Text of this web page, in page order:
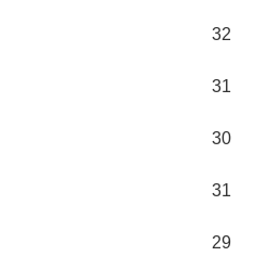
32
31
30
31
29